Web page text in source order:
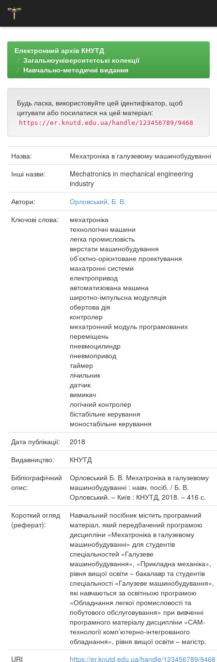
navigationЕлектронний архів КНУТД
Загальноуніверситетські колекції
Навчально-методичні видання
Будь ласка, використовуйте цей ідентифікатор, щоб
цитувати або посилатися на цей матеріал:
https://er.knutd.edu.ua/handle/123456789/9468
Назва:
Мехатроніка в галузевому машинобудуванні
Інші назви:
Mechatronics in mechanical engineering
industry
Автори:
Орловський, Б. В.
Ключові слова:
мехатроніка
технологічні машини
легка промисловість
верстати машинобудування
об’єктно-орієнтоване проектування
махатронні системи
електропривод
автоматизована машина
широтно-імпульсна модуляція
обертова дія
контролер
мехатронний модуль програмованих
переміщень
пневмоцилиндр
пневмопривод
таймер
лічильник
датчик
вимикач
логічний контролер
бістабільне керування
моностабільне керування
Дата публікації:
2018
Видавництво:
КНУТД
Бібліографічний
опис:
Орловський Б. В. Мехатроніка в галузевому
машинобудуванні : навч. посіб. / Б. В.
Орловський. – Київ : КНУТД, 2018. – 416 с.
Короткий огляд
(реферат):
Навчальний посібник містить програмний
матеріал, який передбачений програмою
дисципліни «Мехатроніка в галузевому
машинобудуванні» для студентів
спеціальностей «Галузеве
машинобудування», «Прикладна механіка»,
рівня вищої освіти – бакалавр та студентів
спеціальності «Галузеве машинобудування»,
які навчаються за освітньою програмою
«Обладнання легкої промисловості та
побутового обслуговування» при вивченні
програмного матеріалу дисципліни «САМ-
технології комп’ютерно-інтегрованого
обладнання», рівня вищої освіти – магістр.
URI
https://er.knutd.edu.ua/handle/123456789/9468